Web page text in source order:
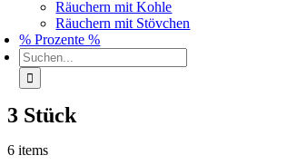
Räuchern mit Kohle
Räuchern mit Stövchen
% Prozente %
Suche
nach:
3 Stück
6 items